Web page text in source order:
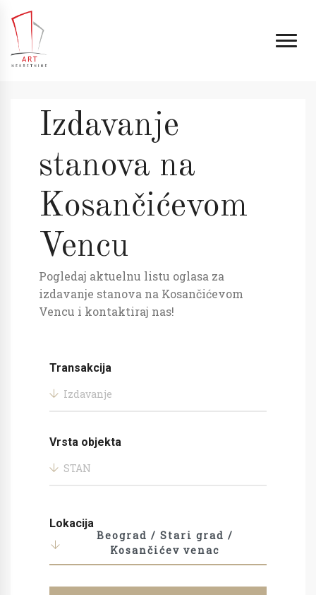
Izdavanje
stanova na
Kosančićevom
Vencu
Pogledaj aktuelnu listu oglasa za
izdavanje stanova na Kosančićevom
Vencu i kontaktiraj nas!
Transakcija
Izdavanje
Vrsta objekta
STAN
Lokacija
Beograd / Stari grad /
Kosančićev venac